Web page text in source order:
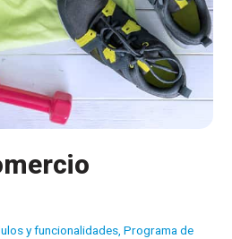
y funcionalidades ,Programa de